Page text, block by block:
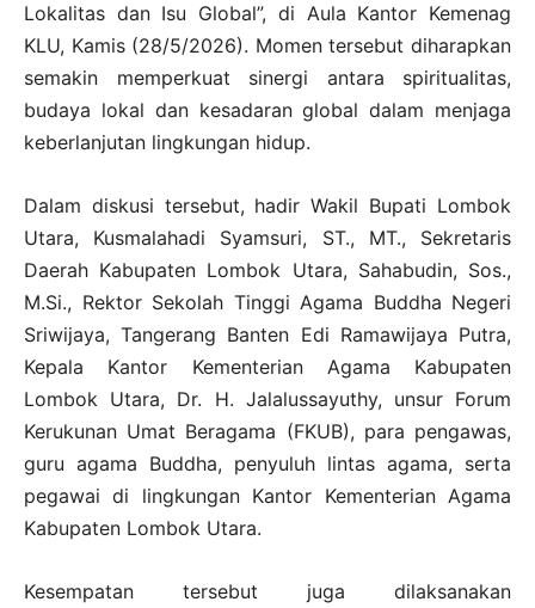
Lokalitas dan Isu Global”, di Aula Kantor Kemenag
KLU, Kamis (28/5/2026). Momen tersebut diharapkan
semakin memperkuat sinergi antara spiritualitas,
budaya lokal dan kesadaran global dalam menjaga
keberlanjutan lingkungan hidup.
Dalam diskusi tersebut, hadir Wakil Bupati Lombok
Utara, Kusmalahadi Syamsuri, ST., MT., Sekretaris
Daerah Kabupaten Lombok Utara, Sahabudin, Sos.,
M.Si., Rektor Sekolah Tinggi Agama Buddha Negeri
Sriwijaya, Tangerang Banten Edi Ramawijaya Putra,
Kepala Kantor Kementerian Agama Kabupaten
Lombok Utara, Dr. H. Jalalussayuthy, unsur Forum
Kerukunan Umat Beragama (FKUB), para pengawas,
guru agama Buddha, penyuluh lintas agama, serta
pegawai di lingkungan Kantor Kementerian Agama
Kabupaten Lombok Utara.
Kesempatan tersebut juga dilaksanakan